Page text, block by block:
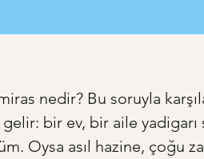
nedir? Bu soruyla
bir ev, bir aile
Oysa asıl hazine, çoğu